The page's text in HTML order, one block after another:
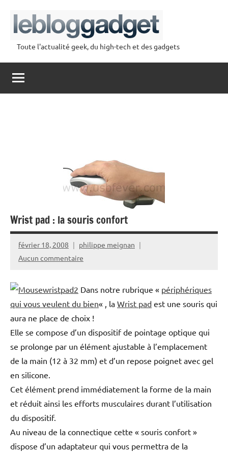
contenu
lebloggadget
Toute l'actualité geek, du high-tech et des gadgets
Wrist pad : la souris confort
février 18, 2008
philippe meignan
Aucun commentaire
Dans notre rubrique « périphériques
qui vous veulent du bien« , la Wrist pad est une souris qui
aura ne place de choix !
Elle se compose d’un dispositif de pointage optique qui
se prolonge par un élément ajustable à l’emplacement
de la main (12 à 32 mm) et d’un repose poignet avec gel
en silicone.
Cet élément prend immédiatement la forme de la main
et réduit ainsi les efforts musculaires durant l’utilisation
du dispositif.
Au niveau de la connectique cette « souris confort »
dispose d’un adaptateur qui vous permettra de la